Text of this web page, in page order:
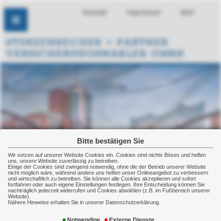
Bitte bestätigen Sie
Wir setzen auf unserer Website Cookies ein. Cookies sind nichts Böses und helfen
uns, unsere Website zuverlässig zu betreiben.
Einige der Cookies sind zwingend notwendig, ohne die der Betrieb unserer Website
nicht möglich wäre, während andere uns helfen unser Onlineangebot zu verbessern
und wirtschaftlich zu betreiben. Sie können alle Cookies akzeptieren und sofort
fortfahren oder auch eigene Einstellungen festlegen. Ihre Entscheidung können Sie
nachträglich jederzeit widerrufen und Cookies abwählen (z.B. im Fußbereich unserer
Website).
Nähere Hinweise erhalten Sie in unserer Datenschutzerklärung.
Kontakt Impressum Mail